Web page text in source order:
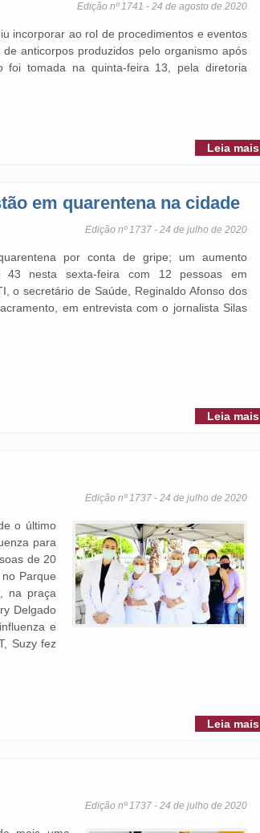
Edição nº 1741 - 24 de agosto de 2020
incorporar ao rol de procedimentos e eventos
anticorpos produzidos pelo organismo após
foi tomada na quinta-feira 13, pela diretoria
Leia mais
em quarentena na cidade
Edição nº 1737 - 24 de julho de 2020
por conta de gripe; um aumento
nesta sexta-feira com 12 pessoas em
o secretário de Saúde, Reginaldo Afonso dos
em entrevista com o jornalista Silas
Leia mais
Edição nº 1737 - 24 de julho de 2020
o último
para
de 20
Parque
na praça
Delgado
e
Suzy fez
Leia mais
Edição nº 1737 - 24 de julho de 2020